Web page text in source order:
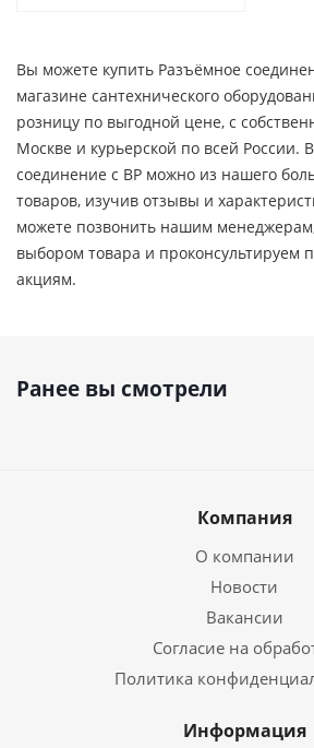
Вы можете купить Разъёмное
магазине сантехнического
розницу по выгодной цене, c
Москве и курьерской по всей России.
соединение с ВР можно из нашего
товаров, изучив отзывы и
можете позвонить нашим
выбором товара и проконсультируем
акциям.
Ранее вы смотрели
Компания
О компании
Новости
Вакансии
Согласие на
Политика
Информация